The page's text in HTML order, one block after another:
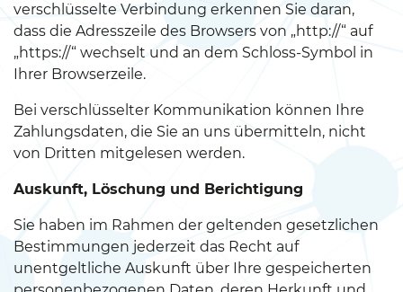
verschlüsselte Verbindung erkennen Sie daran,
dass die Adresszeile des Browsers von „http://“ auf
„https://“ wechselt und an dem Schloss-Symbol in
Ihrer Browserzeile.
Bei verschlüsselter Kommunikation können Ihre
Zahlungsdaten, die Sie an uns übermitteln, nicht
von Dritten mitgelesen werden.
Auskunft, Löschung und Berichtigung
Sie haben im Rahmen der geltenden gesetzlichen
Bestimmungen jederzeit das Recht auf
unentgeltliche Auskunft über Ihre gespeicherten